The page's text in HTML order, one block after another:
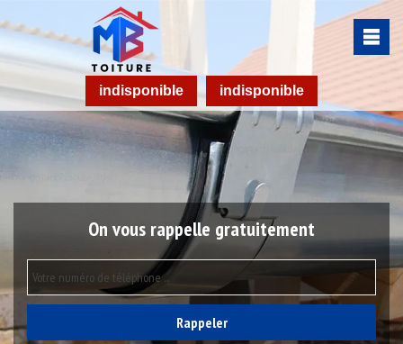
indisponible indisponible
On vous rappelle gratuitement